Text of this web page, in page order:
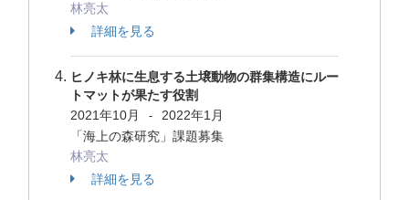
林亮太
詳細を見る
ヒノキ林に生息する土壌動物の群集構造にルー
トマットが果たす役割
2021年10月
-
2022年1月
「海上の森研究」課題募集
林亮太
詳細を見る